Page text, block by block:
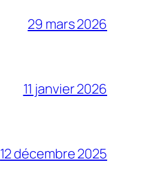
29 mars 2026
11 janvier 2026
12 décembre 2025